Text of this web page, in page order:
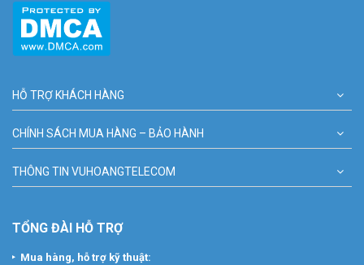
HỖ TRỢ KHÁCH HÀNG
CHÍNH SÁCH MUA HÀNG – BẢO HÀNH
THÔNG TIN VUHOANGTELECOM
TỔNG ĐÀI HỖ TRỢ
Mua hàng, hỗ trợ kỹ thuật: